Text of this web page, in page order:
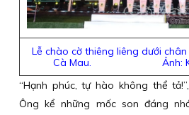
Lễ chào cờ thiêng liêng dưới
Cà Mau. Ảnh:
“Hạnh phúc, tự hào không thể
Ông kể những mốc son đáng